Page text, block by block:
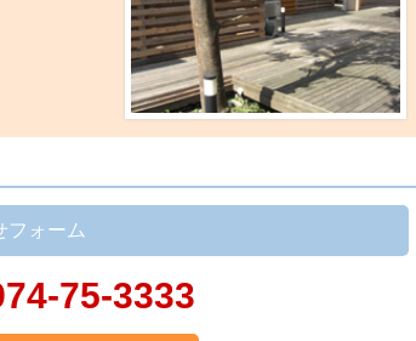
フォーム
75-3333